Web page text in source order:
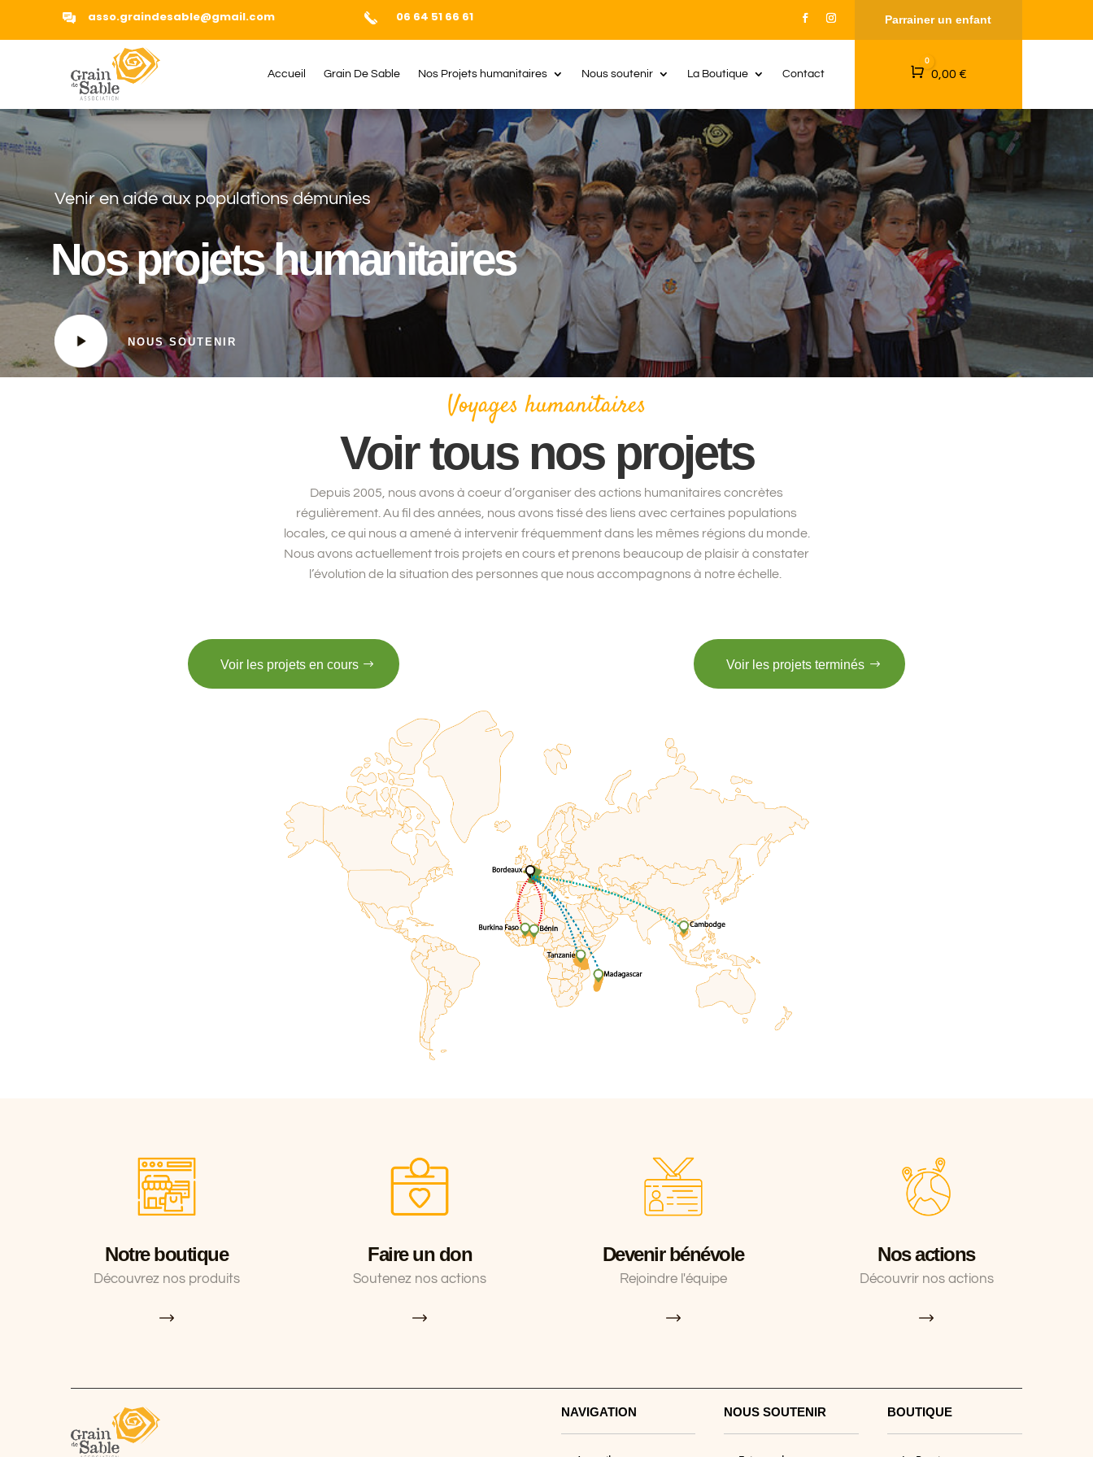
asso.graindesable@gmail.com 06 64 51 66 61 Parrainer un enfant
Accueil Grain De Sable Nos Projets humanitaires Nous soutenir La Boutique Contact Panier
0
0,00 €
Venir en aide aux populations démunies
Nos projets humanitaires
NOUS SOUTENIR
Voyages humanitaires
Voir tous nos projets
Depuis 2005, nous avons à coeur d’organiser des actions humanitaires concrètes
régulièrement. Au fil des années, nous avons tissé des liens avec certaines populations
locales, ce qui nous a amené à intervenir fréquemment dans les mêmes régions du monde.
Nous avons actuellement trois projets en cours et prenons beaucoup de plaisir à constater
l’évolution de la situation des personnes que nous accompagnons à notre échelle.
Voir les projets en cours Voir les projets terminés
Notre boutique
Découvrez nos produits
Faire un don
Soutenez nos actions
Devenir bénévole
Rejoindre l'équipe
Nos actions
Découvrir nos actions
NAVIGATION NOUS SOUTENIR BOUTIQUE